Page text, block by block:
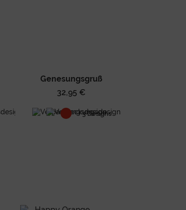
Genesungsgruß
32,95 €
+ 3 Designs